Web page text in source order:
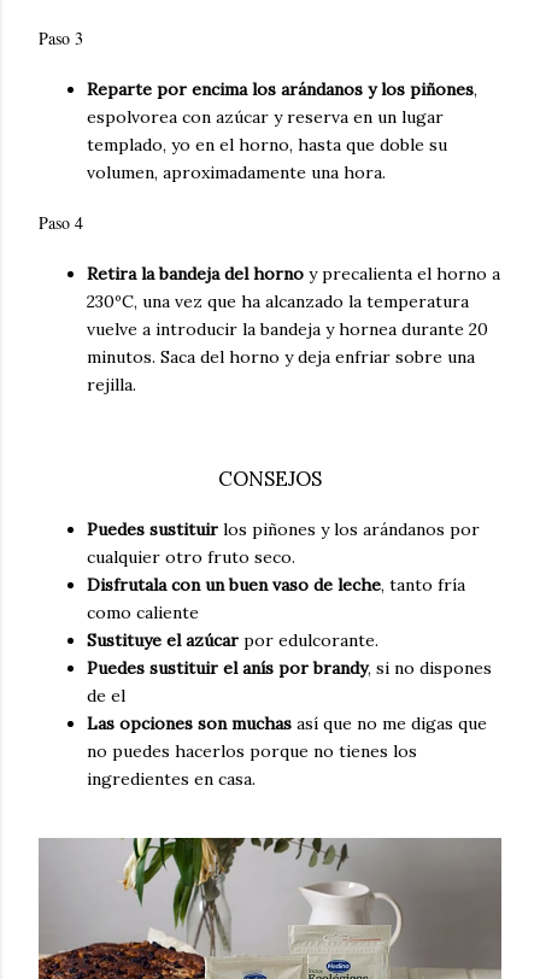
Paso 3
Reparte por encima los arándanos y los piñones,
espolvorea con azúcar y reserva en un lugar
templado, yo en el horno, hasta que doble su
volumen, aproximadamente una hora.
Paso 4
Retira la bandeja del horno y precalienta el horno a
230ºC, una vez que ha alcanzado la temperatura
vuelve a introducir la bandeja y hornea durante 20
minutos. Saca del horno y deja enfriar sobre una
rejilla.
CONSEJOS
Puedes sustituir los piñones y los arándanos por
cualquier otro fruto seco.
Disfrutala con un buen vaso de leche, tanto fría
como caliente
Sustituye el azúcar por edulcorante.
Puedes sustituir el anís por brandy, si no dispones
de el
Las opciones son muchas así que no me digas que
no puedes hacerlos porque no tienes los
ingredientes en casa.